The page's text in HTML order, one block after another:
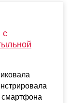
с
смартфона